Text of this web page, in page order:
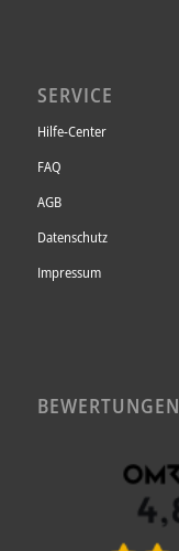
SERVICE
Hilfe-Center
FAQ
AGB
Datenschutz
Impressum
BEWERTUNGEN